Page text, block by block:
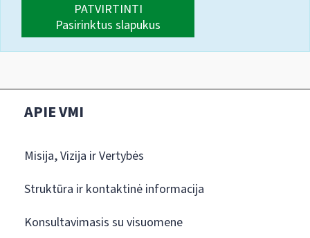
PATVIRTINTI
Pasirinktus slapukus
APIE VMI
Misija, Vizija ir Vertybės
Struktūra ir kontaktinė informacija
Konsultavimasis su visuomene